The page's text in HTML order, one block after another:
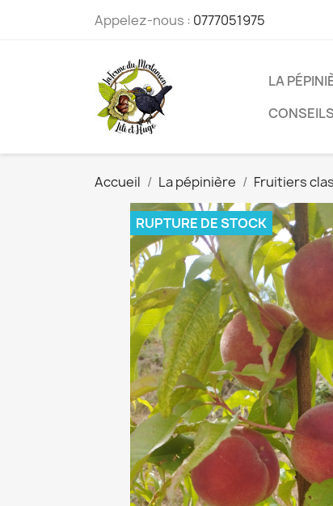
Appelez-nous : 0777051975
LA
Accueil La pépinière Fruitiers
RUPTURE DE STOCK